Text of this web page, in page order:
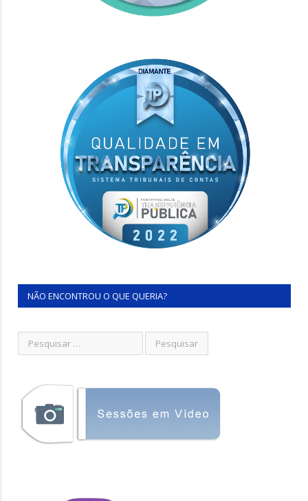
NÃO ENCONTROU O QUE QUERIA?